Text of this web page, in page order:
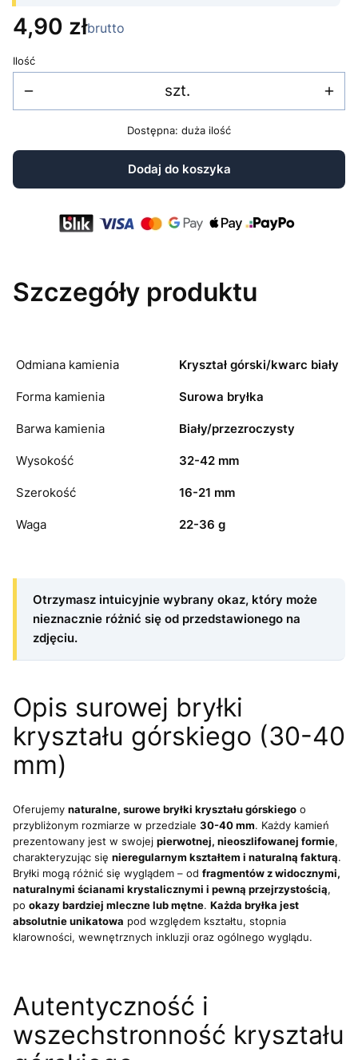
Cena
4,90 złbrutto
Ilość
szt.
Dostępna: duża ilość
Dodaj do koszyka
Szczegóły produktu
Odmiana kamienia Kryształ górski/kwarc biały
Forma kamienia Surowa bryłka
Barwa kamienia Biały/przezroczysty
Wysokość 32-42 mm
Szerokość 16-21 mm
Waga 22-36 g
Otrzymasz intuicyjnie wybrany okaz, który może
nieznacznie różnić się od przedstawionego na
zdjęciu.
Opis surowej bryłki
kryształu górskiego (30-40
mm)
Oferujemy naturalne, surowe bryłki kryształu górskiego o
przybliżonym rozmiarze w przedziale 30-40 mm. Każdy kamień
prezentowany jest w swojej pierwotnej, nieoszlifowanej formie,
charakteryzując się nieregularnym kształtem i naturalną fakturą.
Bryłki mogą różnić się wyglądem – od fragmentów z widocznymi,
naturalnymi ścianami krystalicznymi i pewną przejrzystością,
po okazy bardziej mleczne lub mętne. Każda bryłka jest
absolutnie unikatowa pod względem kształtu, stopnia
klarowności, wewnętrznych inkluzji oraz ogólnego wyglądu.
Autentyczność i
wszechstronność kryształu